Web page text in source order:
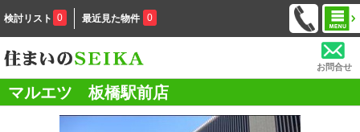
検討リスト 0 最近見た物件 0
お問合せ
マルエツ 板橋駅前店